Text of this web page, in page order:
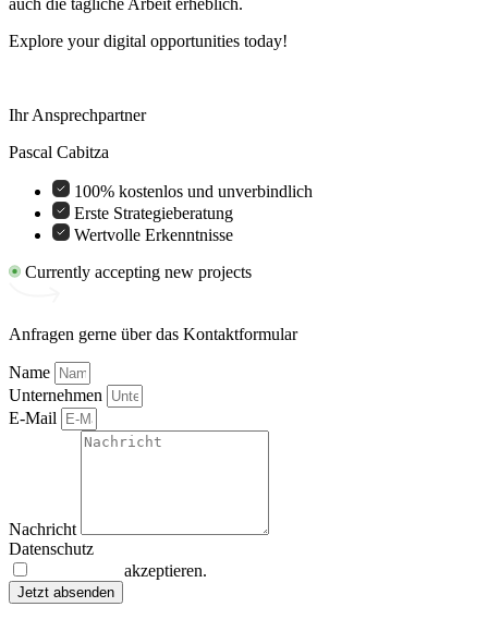
auch die tägliche Arbeit erheblich.
Explore your digital opportunities today!
Ihr Ansprechpartner
Pascal Cabitza
100% kostenlos und unverbindlich
Erste Strategieberatung
Wertvolle Erkenntnisse
Currently accepting new projects
Anfragen gerne über das Kontaktformular
Name
Unternehmen
E-Mail
Nachricht
Datenschutz
akzeptieren.
Jetzt absenden